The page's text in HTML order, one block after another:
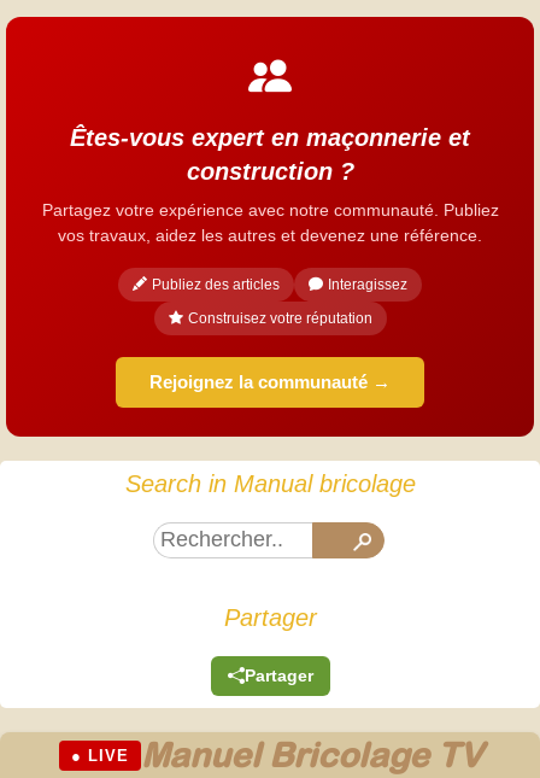
Êtes-vous expert en maçonnerie et
construction ?
Partagez votre expérience avec notre communauté. Publiez
vos travaux, aidez les autres et devenez une référence.
Publiez des articles
Interagissez
Construisez votre réputation
Rejoignez la communauté →
Search in Manual bricolage
Partager
Partager
● LIVE Manuel Bricolage TV